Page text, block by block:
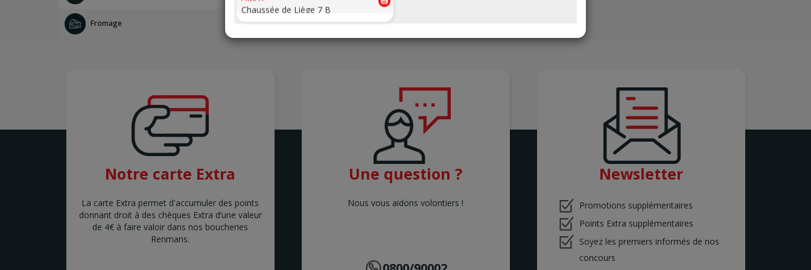
Produits cuits - Saucissons
Fromage
Chaussée de Liège 7 B
AMAY
Avenue de la Belle Mine 26
ANDERLUES
ARDOOIE
ARLON
Rue de l'Hydrion 12
Notre carte Extra
La carte Extra permet d'accumuler des points
donnant droit à des chèques Extra d’une valeur
de 4€ à faire valoir dans nos boucheries
Renmans.
Une question ?
Nous vous aidons volontiers !
Newsletter
Promotions supplémentaires
Points Extra supplémentaires
Soyez les premiers informés de nos
concours